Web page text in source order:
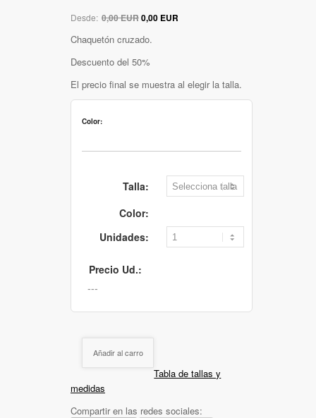
Desde: 0,00 EUR0,00 EUR
Chaquetón cruzado.
Descuento del 50%
El precio final se muestra al elegir la talla.
Color:
Talla:
Color:
Unidades:
Precio Ud.:
Añadir al carro
Tabla de tallas y
medidas
Compartir en las redes sociales: